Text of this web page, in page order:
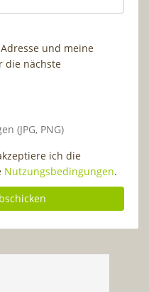
und meine
die nächste
(JPG, PNG)
ich die
Nutzungsbedingungen.